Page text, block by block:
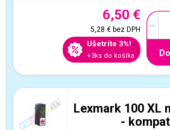
6,50 €
5,28 €bez DPH
Ušetríte 3%!
+3ks do košíka
-
Lexmark 100 XL
-